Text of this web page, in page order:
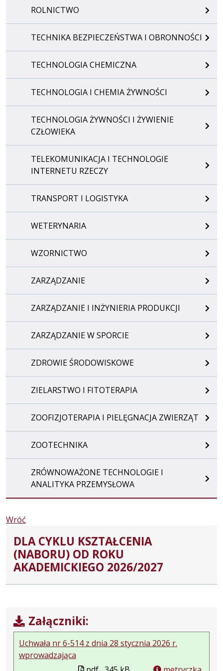
ROLNICTWO
TECHNIKA BEZPIECZEŃSTWA I OBRONNOŚCI
TECHNOLOGIA CHEMICZNA
TECHNOLOGIA I CHEMIA ŻYWNOŚCI
TECHNOLOGIA ŻYWNOŚCI I ŻYWIENIE
CZŁOWIEKA
TELEKOMUNIKACJA I TECHNOLOGIE
INTERNETU RZECZY
TRANSPORT I LOGISTYKA
WETERYNARIA
WZORNICTWO
ZARZĄDZANIE
ZARZĄDZANIE I INŻYNIERIA PRODUKCJI
ZARZĄDZANIE W SPORCIE
ZDROWIE ŚRODOWISKOWE
ZIELARSTWO I FITOTERAPIA
ZOOFIZJOTERAPIA I PIELĘGNACJA ZWIERZĄT
ZOOTECHNIKA
ZRÓWNOWAŻONE TECHNOLOGIE I
ANALITYKA PRZEMYSŁOWA
Wróć
DLA CYKLU KSZTAŁCENIA
(NABORU) OD ROKU
AKADEMICKIEGO 2026/2027
Załączniki:
Uchwała nr 6-514 z dnia 28 stycznia 2026 r.
wprowadzająca